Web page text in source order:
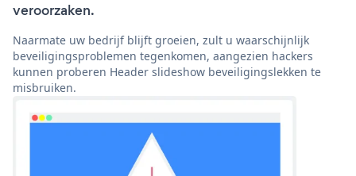
veroorzaken.
Naarmate uw bedrijf blijft groeien, zult u waarschijnlijk
beveiligingsproblemen tegenkomen, aangezien hackers
kunnen proberen Header slideshow beveiligingslekken te
misbruiken.